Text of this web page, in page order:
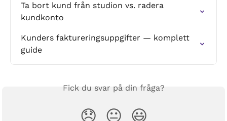
Ta bort kund från studion vs. radera
kundkonto
Kunders faktureringsuppgifter — komplett
guide
Fick du svar på din fråga?
😞 😐 😃